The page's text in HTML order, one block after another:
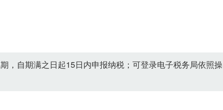
，自期满之日起15日内申报纳税；可登录电子税务局依照操